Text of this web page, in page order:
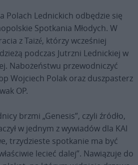
Polach Lednickich odbędzie się
Spotkania Młodych. W
z Taizé, którzy wcześniej
podczas Jutrzni Lednickiej w
Nabożeństwu przewodniczyć
Wojciech Polak oraz duszpasterz
OP.
brzmi „Genesis”, czyli źródło,
w jednym z wywiadów dla KAI
trzydzieste spotkanie ma być
lecieć dalej”. Nawiązuje do